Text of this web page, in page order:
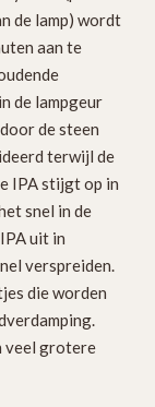
de lamp) wordt
aan te
de lampgeur
de steen
terwijl de
IPA stijgt op in
snel in de
uit in
verspreiden.
die worden
veel grotere